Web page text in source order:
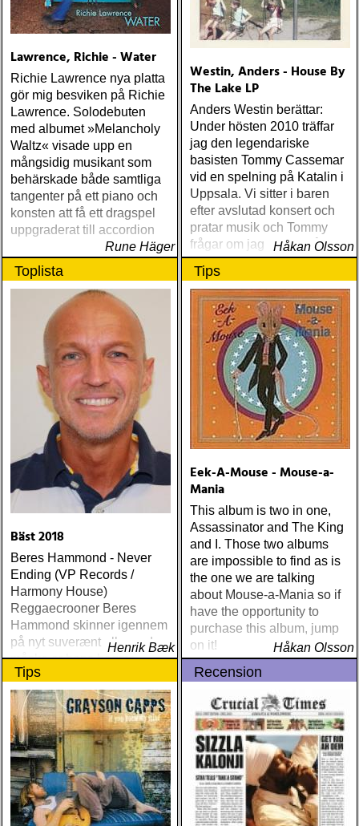
Lawrence, Richie - Water
Richie Lawrence nya platta
gör mig besviken på Richie
Lawrence. Solodebuten
med albumet »Melancholy
Waltz« visade upp en
mångsidig musikant som
behärskade både samtliga
tangenter på ett piano och
konsten att få ett dragspel
uppgraderat till accordion
Rune Häger
Westin, Anders - House By
The Lake LP
Anders Westin berättar:
Under hösten 2010 träffar
jag den legendariske
basisten Tommy Cassemar
vid en spelning på Katalin i
Uppsala. Vi sitter i baren
efter avslutad konsert och
pratar musik och Tommy
frågar om jag spelar något
instrument
Håkan Olsson
Toplista
Bäst 2018
Beres Hammond - Never
Ending (VP Records /
Harmony House)
Reggaecrooner Beres
Hammond skinner igennem
på nyt suverænt album, der
måske er hans bedste
gennem tiderne
Henrik Bæk
Tips
Eek-A-Mouse - Mouse-a-
Mania
This album is two in one,
Assassinator and The King
and I. Those two albums
are impossible to find as is
the one we are talking
about Mouse-a-Mania so if
have the opportunity to
purchase this album, jump
on it!
Håkan Olsson
Tips Recension